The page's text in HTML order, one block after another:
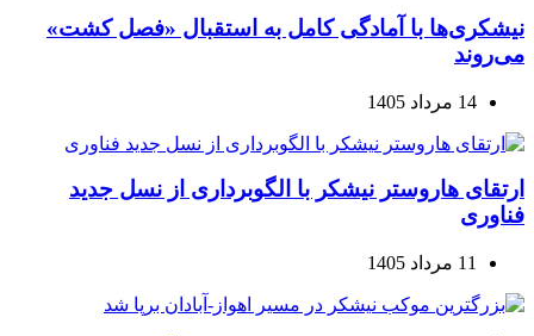
نیشکری‌ها با آمادگی کامل به استقبال «فصل کشت»
می‌روند
14 مرداد 1405
ارتقای هاروستر نیشکر با الگوبرداری از نسل جدید
فناوری
11 مرداد 1405